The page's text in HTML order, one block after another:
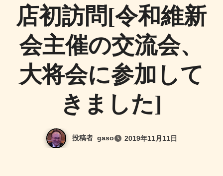
店初訪問[令和維新
会主催の交流会、
大将会に参加して
きました]
投稿者 gaso 2019年11月11日